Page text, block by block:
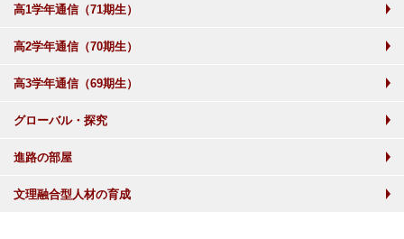
高1学年通信（71期生）
高2学年通信（70期生）
高3学年通信（69期生）
グローバル・探究
進路の部屋
文理融合型人材の育成